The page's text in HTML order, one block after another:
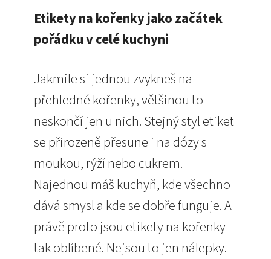
Etikety na kořenky jako začátek
pořádku v celé kuchyni
Jakmile si jednou zvykneš na
přehledné kořenky, většinou to
neskončí jen u nich. Stejný styl etiket
se přirozeně přesune i na dózy s
moukou, rýží nebo cukrem.
Najednou máš kuchyň, kde všechno
dává smysl a kde se dobře funguje. A
právě proto jsou etikety na kořenky
tak oblíbené. Nejsou to jen nálepky.